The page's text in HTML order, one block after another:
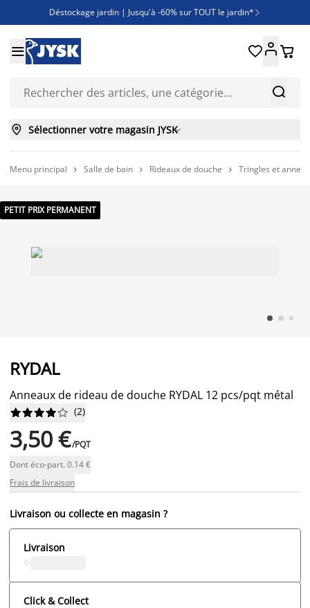
Déstockage jardin | Jusqu'à -60% sur TOUT le jardin* 
Jusqu'à -50% sur une sélection literie
Découvrez les nouveautés de la collection


 
 Sélectionner votre magasin JYSK
Menu principal  Salle de bain  Rideaux de douche  Tringles et
PETIT PRIX PERMANENT
RYDAL
Anneaux de rideau de douche RYDAL 12 pcs/pqt métal





 (2)
3,50 €/PQT
Dont éco-part. 0.14 €
Frais de livraison
Livraison ou collecte en magasin ?
Livraison
Click & Collect